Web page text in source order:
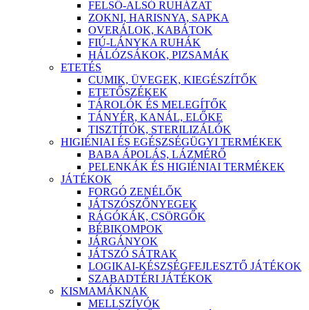
FELSŐ-ALSÓ RUHÁZAT
ZOKNI, HARISNYA, SAPKA
OVERÁLOK, KABÁTOK
FIÚ-LÁNYKA RUHÁK
HÁLÓZSÁKOK, PIZSAMÁK
ETETÉS
CUMIK, ÜVEGEK, KIEGÉSZÍTŐK
ETETŐSZÉKEK
TÁROLÓK ÉS MELEGÍTŐK
TÁNYÉR, KANÁL, ELŐKE
TISZTÍTÓK, STERILIZÁLÓK
HIGIÉNIAI ÉS EGÉSZSÉGÜGYI TERMÉKEK
BABA ÁPOLÁS, LÁZMÉRŐ
PELENKÁK ÉS HIGIÉNIAI TERMÉKEK
JÁTÉKOK
FORGÓ ZENÉLŐK
JÁTSZÓSZŐNYEGEK
RÁGÓKÁK, CSÖRGŐK
BÉBIKOMPOK
JÁRGÁNYOK
JÁTSZÓ SÁTRAK
LOGIKAI-KÉSZSÉGFEJLESZTŐ JÁTÉKOK
SZABADTÉRI JÁTÉKOK
KISMAMÁKNAK
MELLSZÍVÓK